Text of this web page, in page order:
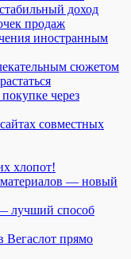
доход
продаж
иностранным
сюжетом
через
совместных
хлопот!
— новый
лучший способ
Вегаслот прямо